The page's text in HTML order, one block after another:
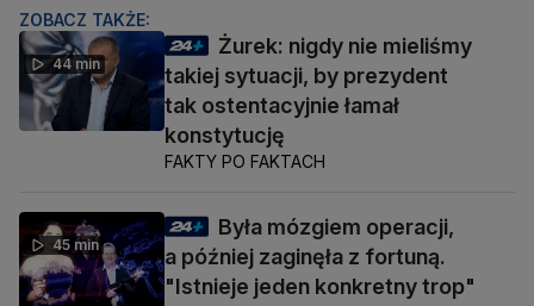
ZOBACZ TAKŻE:
44 min
Żurek: nigdy nie mieliśmy
takiej sytuacji, by prezydent
tak ostentacyjnie łamał
konstytucję
FAKTY PO FAKTACH
45 min
Była mózgiem operacji,
a później zaginęła z fortuną.
"Istnieje jeden konkretny trop"